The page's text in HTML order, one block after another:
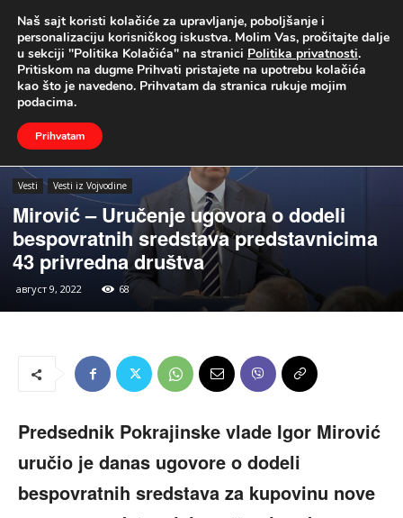
UŽIVO
Naslovna Vesti Vesti iz Vojvodine
Vesti Vesti iz Vojvodine
Mirović – Uručenje ugovora o dodeli
bespovratnih sredstava predstavnicima
43 privredna društva
август 9, 2022 68
Predsednik Pokrajinske vlade Igor Mirović
uručio je danas ugovore o dodeli
bespovratnih sredstava za kupovinu nove
Naš sajt koristi kolačiće za upravljanje, poboljšanje i
personalizaciju korisničkog iskustva. Molim Vas, pročitajte dalje
u sekciji "Politika Kolačića" na stranici Politika privatnosti.
Pritiskom na dugme Prihvati pristajete na upotrebu kolačića
kao što je navedeno. Prihvatam da stranica rukuje mojim
podacima.
Prihvatam